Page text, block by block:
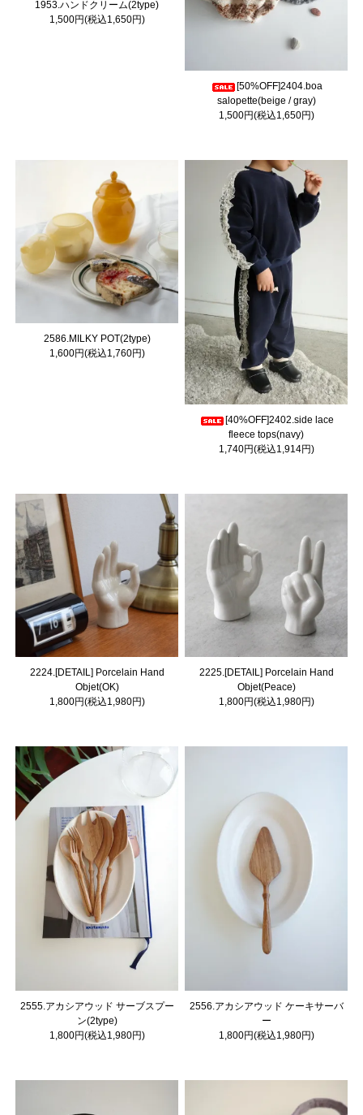
1953.ハンドクリーム(2type)
1,500円(税込1,650円)
[50%OFF]2404.boa
salopette(beige / gray)
1,500円(税込1,650円)
2586.MILKY POT(2type)
1,600円(税込1,760円)
[40%OFF]2402.side lace
fleece tops(navy)
1,740円(税込1,914円)
2224.[DETAIL] Porcelain Hand
Objet(OK)
1,800円(税込1,980円)
2225.[DETAIL] Porcelain Hand
Objet(Peace)
1,800円(税込1,980円)
2555.アカシアウッド サーブスプー
ン(2type)
1,800円(税込1,980円)
2556.アカシアウッド ケーキサーバ
ー
1,800円(税込1,980円)